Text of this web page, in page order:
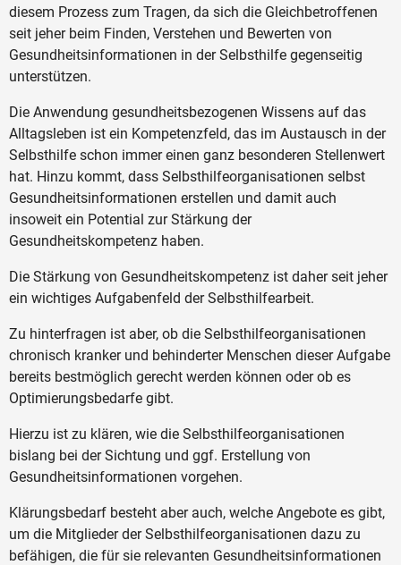
diesem Prozess zum Tragen, da sich die Gleichbetroffenen
seit jeher beim Finden, Verstehen und Bewerten von
Gesundheitsinformationen in der Selbsthilfe gegenseitig
unterstützen.
Die Anwendung gesundheitsbezogenen Wissens auf das
Alltagsleben ist ein Kompetenzfeld, das im Austausch in der
Selbsthilfe schon immer einen ganz besonderen Stellenwert
hat. Hinzu kommt, dass Selbsthilfeorganisationen selbst
Gesundheitsinformationen erstellen und damit auch
insoweit ein Potential zur Stärkung der
Gesundheitskompetenz haben.
Die Stärkung von Gesundheitskompetenz ist daher seit jeher
ein wichtiges Aufgabenfeld der Selbsthilfearbeit.
Zu hinterfragen ist aber, ob die Selbsthilfeorganisationen
chronisch kranker und behinderter Menschen dieser Aufgabe
bereits bestmöglich gerecht werden können oder ob es
Optimierungsbedarfe gibt.
Hierzu ist zu klären, wie die Selbsthilfeorganisationen
bislang bei der Sichtung und ggf. Erstellung von
Gesundheitsinformationen vorgehen.
Klärungsbedarf besteht aber auch, welche Angebote es gibt,
um die Mitglieder der Selbsthilfeorganisationen dazu zu
befähigen, die für sie relevanten Gesundheitsinformationen